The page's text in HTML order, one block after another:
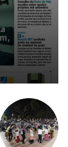
este serviço
e versões